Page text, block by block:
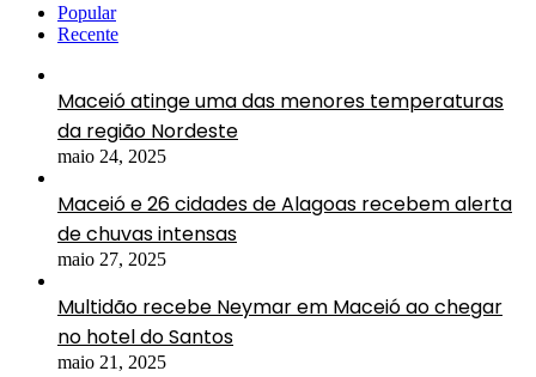
Popular
Recente
Maceió atinge uma das menores temperaturas
da região Nordeste
maio 24, 2025
Maceió e 26 cidades de Alagoas recebem alerta
de chuvas intensas
maio 27, 2025
Multidão recebe Neymar em Maceió ao chegar
no hotel do Santos
maio 21, 2025